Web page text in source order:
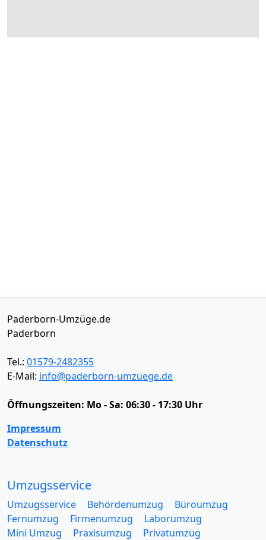
Paderborn-Umzüge.de
Paderborn
Tel.: 01579-2482355
E-Mail: info@paderborn-umzuege.de
Öffnungszeiten: Mo - Sa: 06:30 - 17:30 Uhr
Impressum
Datenschutz
Umzugsservice
Umzugsservice Behördenumzug
Büroumzug
Fernumzug
Firmenumzug
Laborumzug
Mini Umzug
Praxisumzug
Privatumzug